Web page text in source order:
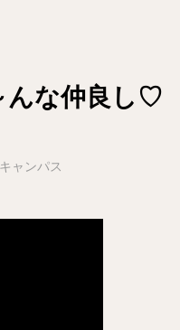
んな仲良し♡
ャンパス